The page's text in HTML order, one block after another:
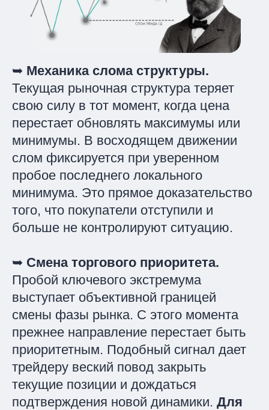
➥ Механика слома структуры.
Текущая рыночная структура теряет
свою силу в тот момент, когда цена
перестает обновлять максимумы или
минимумы. В восходящем движении
слом фиксируется при уверенном
пробое последнего локального
минимума. Это прямое доказательство
того, что покупатели отступили и
больше не контролируют ситуацию.
➥ Смена торгового приоритета.
Пробой ключевого экстремума
выступает объективной границей
смены фазы рынка. С этого момента
прежнее направление перестает быть
приоритетным. Подобный сигнал дает
трейдеру веский повод закрыть
текущие позиции и дождаться
подтверждения новой динамики. Для